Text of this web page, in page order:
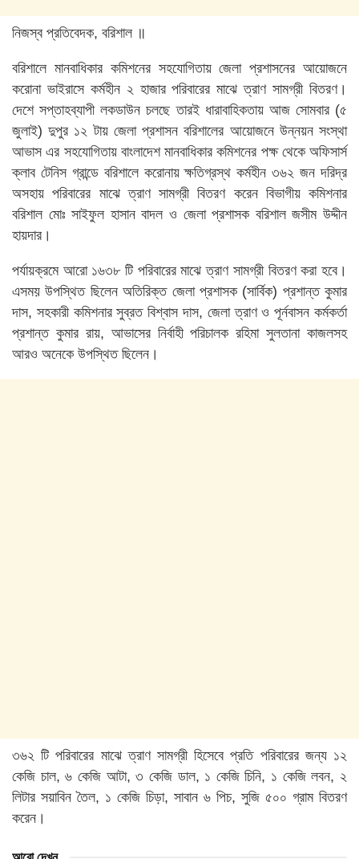
নিজস্ব প্রতিবেদক, বরিশাল ॥
বরিশালে মানবাধিকার কমিশনের সহযোগিতায় জেলা প্রশাসনের আয়োজনে
করোনা ভাইরাসে কর্মহীন ২ হাজার পরিবারের মাঝে ত্রাণ সামগ্রী বিতরণ।
দেশে সপ্তাহব্যাপী লকডাউন চলছে তারই ধারাবাহিকতায় আজ সোমবার (৫
জুলাই) দুপুর ১২ টায় জেলা প্রশাসন বরিশালের আয়োজনে উন্নয়ন সংস্থা
আভাস এর সহযোগিতায় বাংলাদেশ মানবাধিকার কমিশনের পক্ষ থেকে অফিসার্স
ক্লাব টেনিস গ্রান্ডে বরিশালে করোনায় ক্ষতিগ্রস্থ কর্মহীন ৩৬২ জন দরিদ্র
অসহায় পরিবারের মাঝে ত্রাণ সামগ্রী বিতরণ করেন বিভাগীয় কমিশনার
বরিশাল মোঃ সাইফুল হাসান বাদল ও জেলা প্রশাসক বরিশাল জসীম উদ্দীন
হায়দার।
পর্যায়ক্রমে আরো ১৬৩৮ টি পরিবারের মাঝে ত্রাণ সামগ্রী বিতরণ করা হবে।
এসময় উপস্থিত ছিলেন অতিরিক্ত জেলা প্রশাসক (সার্বিক) প্রশান্ত কুমার
দাস, সহকারী কমিশনার সুব্রত বিশ্বাস দাস, জেলা ত্রাণ ও পূর্নবাসন কর্মকর্তা
প্রশান্ত কুমার রায়, আভাসের নির্বাহী পরিচালক রহিমা সুলতানা কাজলসহ
আরও অনেকে উপস্থিত ছিলেন।
৩৬২ টি পরিবারের মাঝে ত্রাণ সামগ্রী হিসেবে প্রতি পরিবারের জন্য ১২
কেজি চাল, ৬ কেজি আটা, ৩ কেজি ডাল, ১ কেজি চিনি, ১ কেজি লবন, ২
লিটার সয়াবিন তৈল, ১ কেজি চিড়া, সাবান ৬ পিচ, সুজি ৫০০ গ্রাম বিতরণ
করেন।